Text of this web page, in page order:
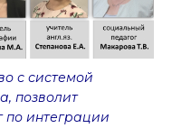
с системой
позволит
по интеграции